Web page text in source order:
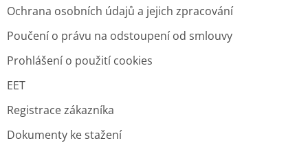
Ochrana osobních údajů a jejich zpracování
Poučení o právu na odstoupení od smlouvy
Prohlášení o použití cookies
EET
Registrace zákazníka
Dokumenty ke stažení